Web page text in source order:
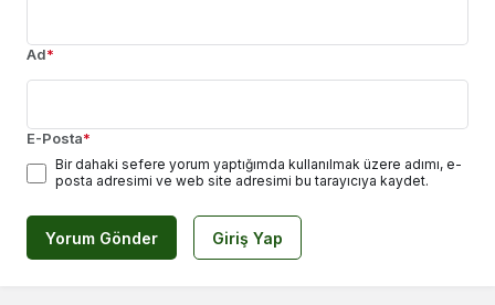
Ad*
E-Posta*
Bir dahaki sefere yorum yaptığımda kullanılmak üzere adımı, e-
posta adresimi ve web site adresimi bu tarayıcıya kaydet.
Yorum Gönder Giriş Yap